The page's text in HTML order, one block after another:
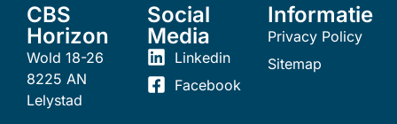
CBS
Horizon
Wold 18-26
8225 AN
Lelystad
Social
Media
Linkedin
Facebook
Informatie
Privacy Policy
Sitemap